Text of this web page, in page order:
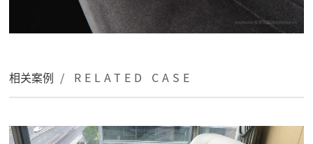
相关案例 / RELATED CASE